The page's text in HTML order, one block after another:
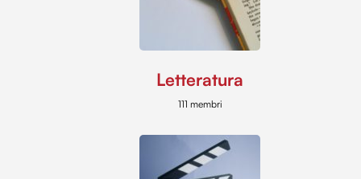
Letteratura
111 membri